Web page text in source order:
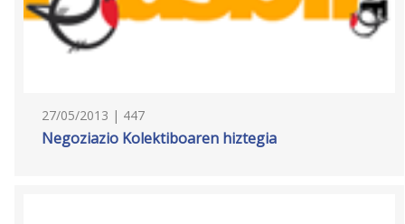
27/05/2013 | 447
Negoziazio Kolektiboaren hiztegia